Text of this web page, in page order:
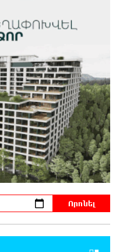
են
ին
շրջանակում անձի
կյանքին առնչվող
անթույլատրելի է.